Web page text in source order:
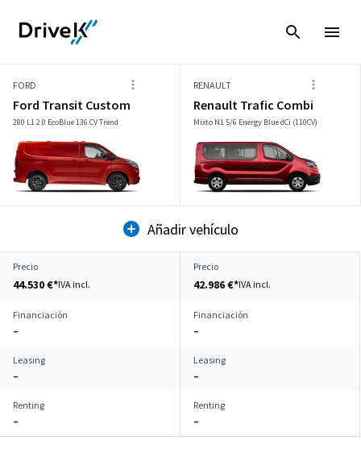
FORD
Ford Transit Custom
280 L1 2.0 EcoBlue 136 CV Trend
RENAULT
Renault Trafic Combi
Mixto N1 5/6 Energy Blue dCi (110CV)
Añadir vehículo
Precio
44.530 €*IVA incl.
Precio
42.986 €*IVA incl.
Financiación
–
Financiación
–
Leasing
–
Leasing
–
Renting
–
Renting
–